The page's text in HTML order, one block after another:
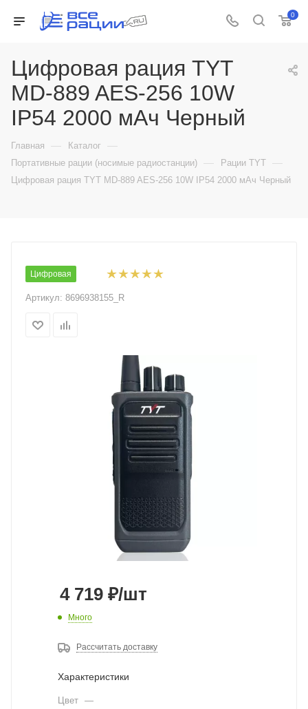
0
Цифровая рация TYT
MD-889 AES-256 10W
IP54 2000 мАч Черный
Главная — Каталог —
Портативные рации (носимые радиостанции) — Рации TYT —
Цифровая рация TYT MD-889 AES-256 10W IP54 2000 мАч Черный
Цифровая
Артикул: 8696938155_R
4 719 ₽/шт
Много
Рассчитать доставку
Характеристики
Цвет —